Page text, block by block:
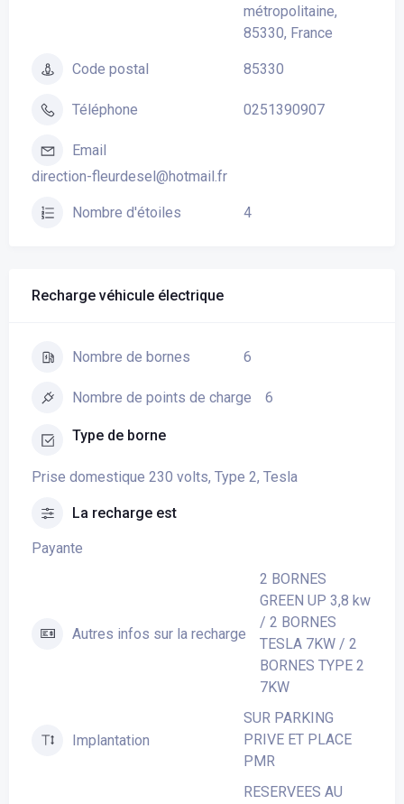
métropolitaine,
85330, France
Code postal 85330
Téléphone 0251390907
Email
direction-fleurdesel@hotmail.fr
Nombre d'étoiles 4
Recharge véhicule électrique
Nombre de bornes 6
Nombre de points de charge 6
Type de borne
Prise domestique 230 volts, Type 2, Tesla
La recharge est
Payante
Autres infos sur la recharge
2 BORNES
GREEN UP 3,8 kw
/ 2 BORNES
TESLA 7KW / 2
BORNES TYPE 2
7KW
Implantation
SUR PARKING
PRIVE ET PLACE
PMR
RESERVEES AU